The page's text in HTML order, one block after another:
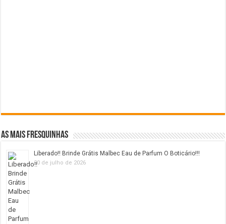
As mais fresquinhas
Liberado!! Brinde Grátis Malbec Eau de Parfum O Boticário!!!
20 de julho de 2026